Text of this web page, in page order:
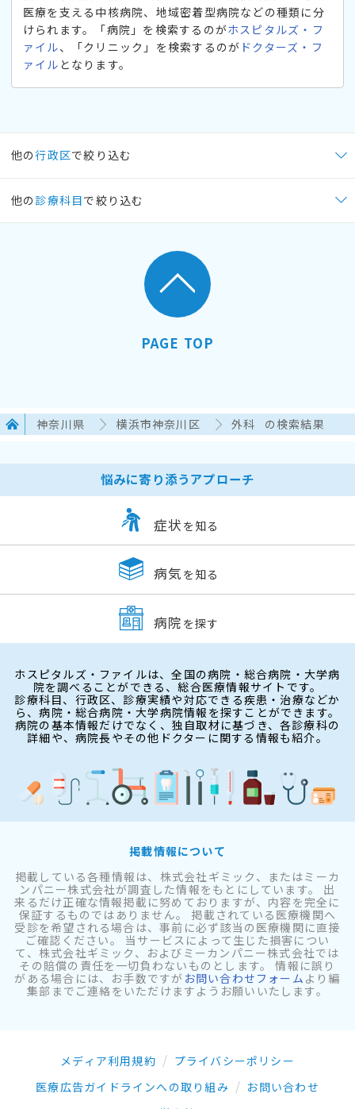
医療を支える中核病院、地域密着型病院などの種類に分
けられます。「病院」を検索するのがホスピタルズ・フ
ァイル、「クリニック」を検索するのが ドクターズ・フ
ァイル となります。
他の行政区で絞り込む
他の 診療科目で絞り込む
PAGE TOP
神奈川県 横浜市神奈川区 外科 の検索結果
悩みに寄り添うアプローチ
症状 を知る
病気 を知る
病院 を探す
ホスピタルズ・ファイルは、全国の病院・総合病院・大学病
院を調べることができる、総合医療情報サイトです。
診療科目、行政区、診療実績や対応できる疾患・治療などか
ら、病院・総合病院・大学病院情報を探すことができます。
病院の基本情報だけでなく、独自取材に基づき、各診療科の
詳細や、病院長やその他ドクターに関する情報も紹介。
掲載情報について
掲載している各種情報は、株式会社ギミック、またはミーカ
ンパニー株式会社が調査した情報をもとにしています。 出
来るだけ正確な情報掲載に努めておりますが、内容を完全に
保証するものではありません。 掲載されている医療機関へ
受診を希望される場合は、事前に必ず該当の医療機関に直接
ご確認ください。 当サービスによって生じた損害につい
て、株式会社ギミック、およびミーカンパニー株式会社では
その賠償の責任を一切負わないものとします。 情報に誤り
がある場合には、お手数ですが お問い合わせフォーム より編
集部までご連絡をいただけますようお願いいたします。
メディア利用規約
プライバシーポリシー
医療広告ガイドラインへの取り組み
お問い合わせ